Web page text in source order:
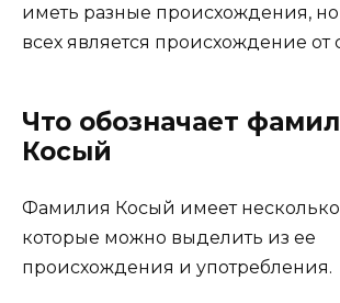
иметь разные происхождения,
всех является происхождение от
Что обозначает
Косый
Фамилия Косый имеет
которые можно выделить из ее
происхождения и употребления.